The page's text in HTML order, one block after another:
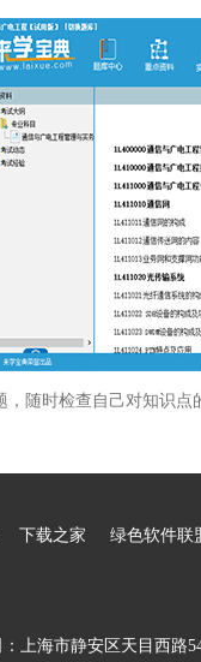
随时检查自己对知识点
下载之家 绿色软件联
上海市静安区天目西路